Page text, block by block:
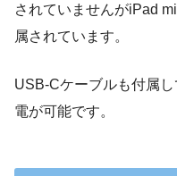
されていませんがiPad
属されています。
USB-Cケーブルも付属
電が可能です。